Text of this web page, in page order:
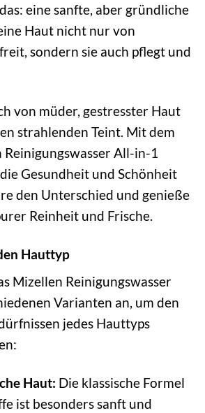
eine sanfte, aber gründliche
Haut nicht nur von
sondern sie auch pflegt und
von müder, gestresster Haut
strahlenden Teint. Mit dem
All-in-1
Gesundheit und Schönheit
den Unterschied und genieße
Reinheit und Frische.
Hauttyp
Mizellen Reinigungswasser
Varianten an, um den
jedes Hauttyps
Haut: Die klassische Formel
ist besonders sanft und